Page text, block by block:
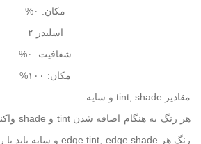
مکان: ۰%
اسلیدر ۲
شفافیت: ۰%
مکان: ۱۰۰%
مقادیر tint, shade و سایه
هر رنگ به هنگام اضافه شدن tint و shade
رنگ هر edge tint, edge shade و سایه باید